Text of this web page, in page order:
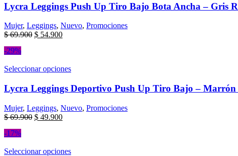
Lycra Leggings Push Up Tiro Bajo Bota Ancha – Gris
Mujer, Leggings, Nuevo, Promociones
$69.900 $ 54.900
-29%
Seleccionar opciones
Lycra Leggings Deportivo Push Up Tiro Bajo – Marrón
Mujer, Leggings, Nuevo, Promociones
$69.900 $ 49.900
-17%
Seleccionar opciones